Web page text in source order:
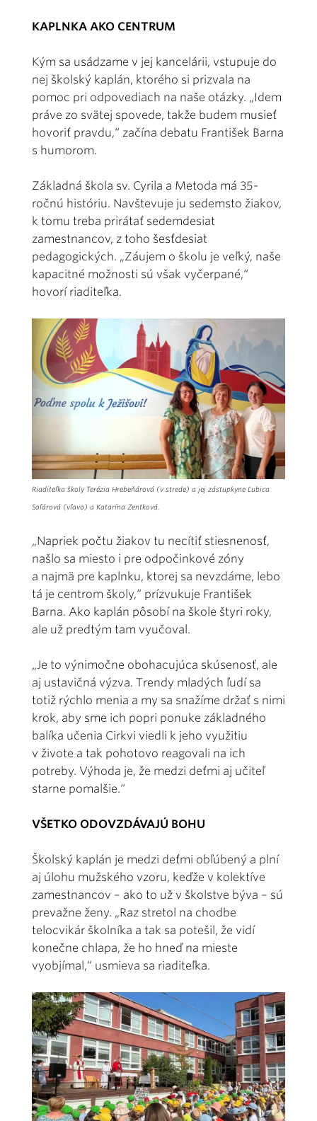
KAPLNKA AKO CENTRUM
Kým sa usádzame v jej kancelárii, vstupuje do
nej školský kaplán, ktorého si prizvala na
pomoc pri odpovediach na naše otázky. „Idem
práve zo svätej spovede, takže budem musieť
hovoriť pravdu,“ začína debatu František Barna
s humorom.
Základná škola sv. Cyrila a Metoda má 35-
ročnú históriu. Navštevuje ju sedemsto žiakov,
k tomu treba prirátať sedemdesiat
zamestnancov, z toho šesťdesiat
pedagogických. „Záujem o školu je veľký, naše
kapacitné možnosti sú však vyčerpané,“
hovorí riaditeľka.
Riaditeľka školy Terézia Hrebeňárová (v strede) a jej zástupkyne Ľubica
Soľárová (vľavo) a Katarína Zentková.
„Napriek počtu žiakov tu necítiť stiesnenosť,
našlo sa miesto i pre odpočinkové zóny
a najmä pre kaplnku, ktorej sa nevzdáme, lebo
tá je centrom školy,“ prízvukuje František
Barna. Ako kaplán pôsobí na škole štyri roky,
ale už predtým tam vyučoval.
„Je to výnimočne obohacujúca skúsenosť, ale
aj ustavičná výzva. Trendy mladých ľudí sa
totiž rýchlo menia a my sa snažíme držať s nimi
krok, aby sme ich popri ponuke základného
balíka učenia Cirkvi viedli k jeho využitiu
v živote a tak pohotovo reagovali na ich
potreby. Výhoda je, že medzi deťmi aj učiteľ
starne pomalšie.“
VŠETKO ODOVZDÁVAJÚ BOHU
Školský kaplán je medzi deťmi obľúbený a plní
aj úlohu mužského vzoru, keďže v kolektíve
zamestnancov – ako to už v školstve býva – sú
prevažne ženy. „Raz stretol na chodbe
telocvikár školníka a tak sa potešil, že vidí
konečne chlapa, že ho hneď na mieste
vyobjímal,“ usmieva sa riaditeľka.